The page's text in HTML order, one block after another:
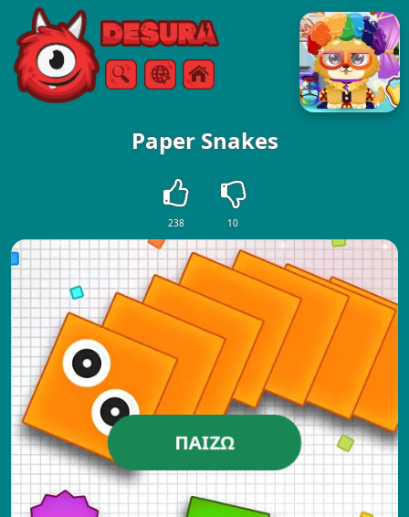
Free Online Games
Αναζήτηση
Μενού
Paper Snakes
238 10
ΠΑΊΖΩ